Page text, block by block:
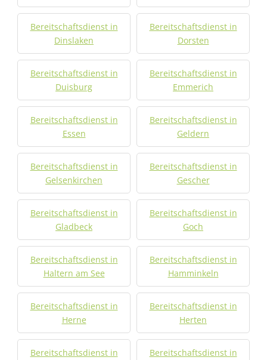
Bereitschaftsdienst in
Dinslaken
Bereitschaftsdienst in
Dorsten
Bereitschaftsdienst in
Duisburg
Bereitschaftsdienst in
Emmerich
Bereitschaftsdienst in
Essen
Bereitschaftsdienst in
Geldern
Bereitschaftsdienst in
Gelsenkirchen
Bereitschaftsdienst in
Gescher
Bereitschaftsdienst in
Gladbeck
Bereitschaftsdienst in
Goch
Bereitschaftsdienst in
Haltern am See
Bereitschaftsdienst in
Hamminkeln
Bereitschaftsdienst in
Herne
Bereitschaftsdienst in
Herten
Bereitschaftsdienst in
Bereitschaftsdienst in